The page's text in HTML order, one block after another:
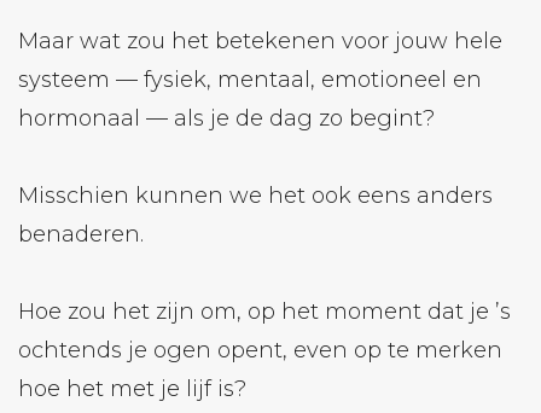
Maar wat zou het betekenen voor jouw hele
systeem — fysiek, mentaal, emotioneel en
hormonaal — als je de dag zo begint?
Misschien kunnen we het ook eens anders
benaderen.
Hoe zou het zijn om, op het moment dat je ’s
ochtends je ogen opent, even op te merken
hoe het met je lijf is?